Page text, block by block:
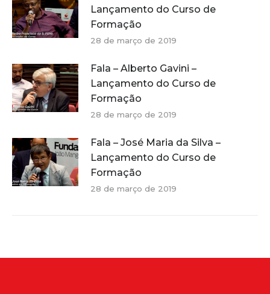
Lançamento do Curso de
Formação
28 de março de 2019
Fala – Alberto Gavini –
Lançamento do Curso de
Formação
28 de março de 2019
Fala – José Maria da Silva –
Lançamento do Curso de
Formação
28 de março de 2019